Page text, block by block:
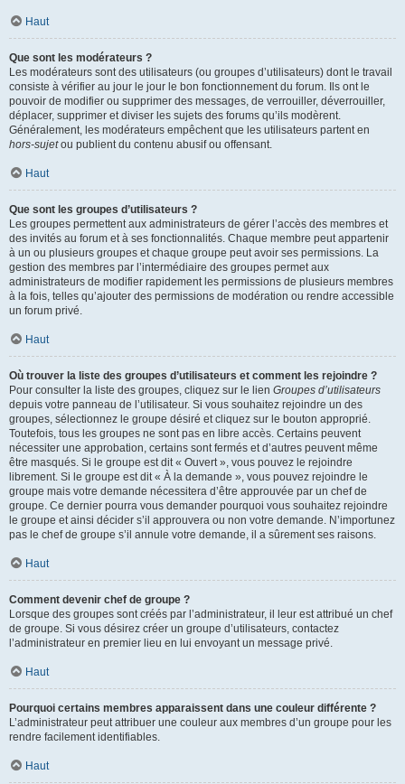
Haut
Que sont les modérateurs ?
Les modérateurs sont des utilisateurs (ou groupes d’utilisateurs) dont le travail
consiste à vérifier au jour le jour le bon fonctionnement du forum. Ils ont le
pouvoir de modifier ou supprimer des messages, de verrouiller, déverrouiller,
déplacer, supprimer et diviser les sujets des forums qu’ils modèrent.
Généralement, les modérateurs empêchent que les utilisateurs partent en
hors-sujetou publient du contenu abusif ou offensant.
Haut
Que sont les groupes d’utilisateurs ?
Les groupes permettent aux administrateurs de gérer l’accès des membres et
des invités au forum et à ses fonctionnalités. Chaque membre peut appartenir
à un ou plusieurs groupes et chaque groupe peut avoir ses permissions. La
gestion des membres par l’intermédiaire des groupes permet aux
administrateurs de modifier rapidement les permissions de plusieurs membres
à la fois, telles qu’ajouter des permissions de modération ou rendre accessible
un forum privé.
Haut
Où trouver la liste des groupes d’utilisateurs et comment les rejoindre ?
Pour consulter la liste des groupes, cliquez sur le lien Groupes d’utilisateurs
depuis votre panneau de l’utilisateur. Si vous souhaitez rejoindre un des
groupes, sélectionnez le groupe désiré et cliquez sur le bouton approprié.
Toutefois, tous les groupes ne sont pas en libre accès. Certains peuvent
nécessiter une approbation, certains sont fermés et d’autres peuvent même
être masqués. Si le groupe est dit « Ouvert », vous pouvez le rejoindre
librement. Si le groupe est dit « À la demande », vous pouvez rejoindre le
groupe mais votre demande nécessitera d’être approuvée par un chef de
groupe. Ce dernier pourra vous demander pourquoi vous souhaitez rejoindre
le groupe et ainsi décider s’il approuvera ou non votre demande. N’importunez
pas le chef de groupe s’il annule votre demande, il a sûrement ses raisons.
Haut
Comment devenir chef de groupe ?
Lorsque des groupes sont créés par l’administrateur, il leur est attribué un chef
de groupe. Si vous désirez créer un groupe d’utilisateurs, contactez
l’administrateur en premier lieu en lui envoyant un message privé.
Haut
Pourquoi certains membres apparaissent dans une couleur différente ?
L’administrateur peut attribuer une couleur aux membres d’un groupe pour les
rendre facilement identifiables.
Haut